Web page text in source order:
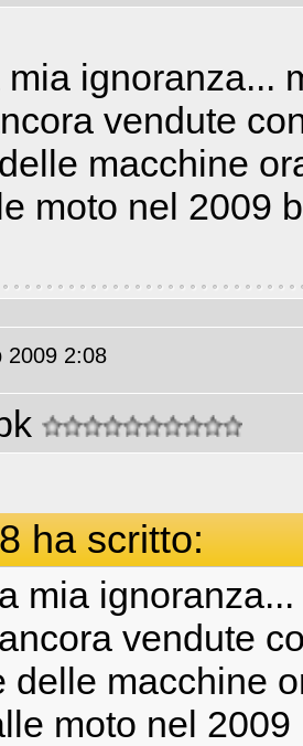
ignoranza...
vendute
macchine
moto nel 2009
2009 2:08
ha scritto:
mia
vendute
delle macchine
moto nel